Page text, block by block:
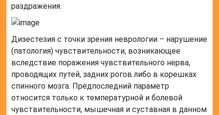
раздражения.
Дизестезия с точки зрения неврологии – нарушение
(патология) чувствительности, возникающее
вследствие поражения чувствительного нерва,
проводящих путей, задних рогов либо в корешках
спинного мозга. Предпоследний параметр
относится только к температурной и болевой
чувствительности, мышечная и суставная в данном